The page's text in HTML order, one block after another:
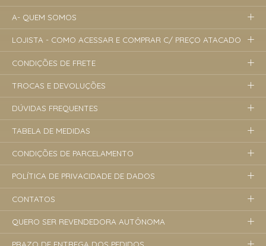
A- QUEM SOMOS
LOJISTA - COMO ACESSAR E COMPRAR C/ PREÇO ATACADO
CONDIÇÕES DE FRETE
TROCAS E DEVOLUÇÕES
DÚVIDAS FREQUENTES
TABELA DE MEDIDAS
CONDIÇÕES DE PARCELAMENTO
POLÍTICA DE PRIVACIDADE DE DADOS
CONTATOS
QUERO SER REVENDEDORA AUTÔNOMA